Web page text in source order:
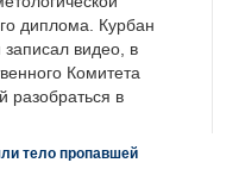
диплома. Курбан
видео, в
Комитета
разобраться в
тело пропавшей